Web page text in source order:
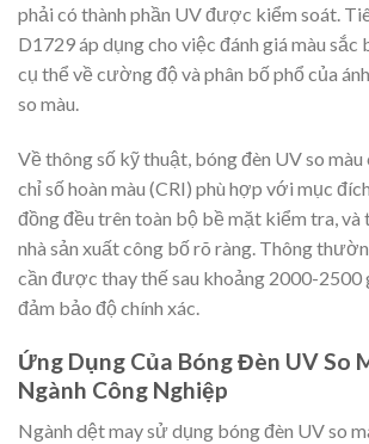
phải có thành phần UV được kiểm soát.
D1729 áp dụng cho việc đánh giá màu sắc
cụ thể về cường độ và phân bố phổ của
so màu.
Về thông số kỹ thuật, bóng đèn UV so
chỉ số hoàn màu (CRI) phù hợp với mục
đồng đều trên toàn bộ bề mặt kiểm tra,
nhà sản xuất công bố rõ ràng. Thông
cần được thay thế sau khoảng 2000-2500
đảm bảo độ chính xác.
Ứng Dụng Của Bóng Đèn UV So
Ngành Công Nghiệp
Ngành dệt may sử dụng bóng đèn UV so